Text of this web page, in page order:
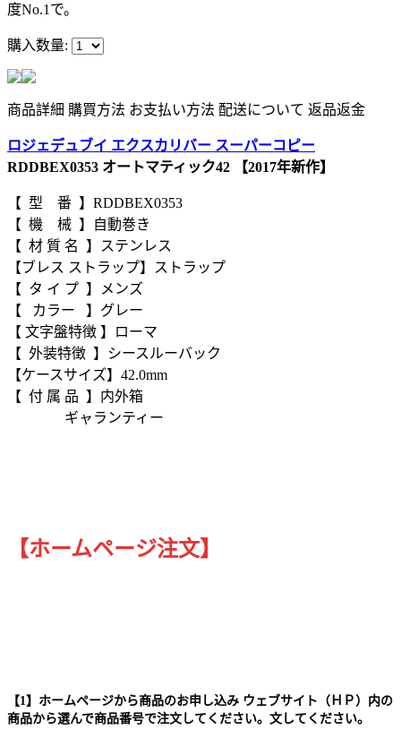
度No.1で。
購入数量:
商品詳細 購買方法 お支払い方法 配送について 返品返金
ロジェデュブイ エクスカリバー スーパーコピー
RDDBEX0353 オートマティック42 【2017年新作】
【 型 番 】RDDBEX0353
【 機 械 】自動巻き
【 材 質 名 】ステンレス
【ブレス ストラップ】ストラップ
【 タ イ プ 】メンズ
【 カラー 】グレー
【 文字盤特徴 】ローマ
【 外装特徴 】シースルーバック
【ケースサイズ】42.0mm
【 付 属 品 】内外箱
ギャランティー
【ホームページ注文】
【1】ホームページから商品のお申し込み ウェブサイト（ＨＰ）内の
商品から選んで商品番号で注文してください。文してください。